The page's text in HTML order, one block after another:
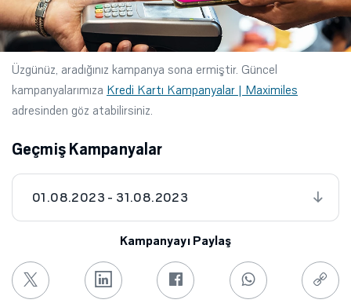
Üzgünüz, aradığınız kampanya sona ermiştir. Güncel
kampanyalarımıza Kredi Kartı Kampanyalar | Maximiles
adresinden göz atabilirsiniz.
Geçmiş Kampanyalar
01.08.2023 - 31.08.2023
Kampanyayı Paylaş